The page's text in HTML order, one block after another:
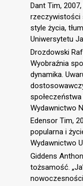
Dant Tim,
rzeczywistości
style życia,
Uniwersytetu
Drozdowski
Wyobraźnia
dynamika.
Wydawnictwo
Edensor Tim,
popularna i
Wydawnictwo
Giddens
tożsamość.